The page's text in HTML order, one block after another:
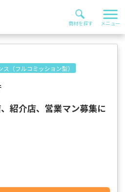
ス（フルコミッション型）
紹介店、営業マン募集に